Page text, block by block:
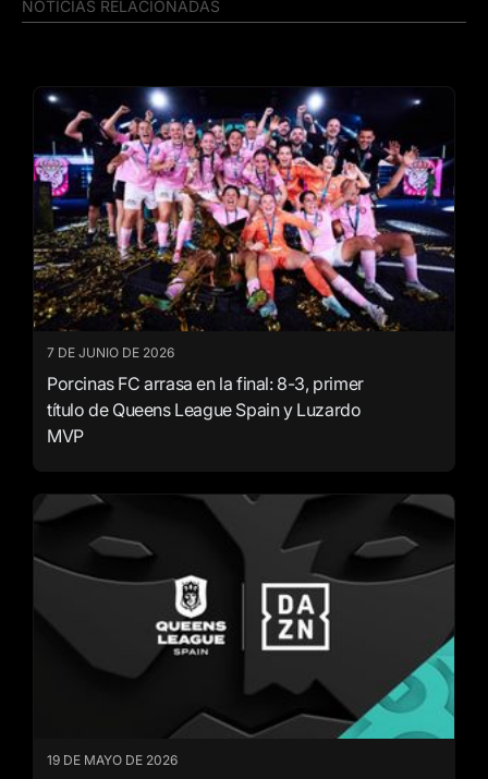
NOTICIAS RELACIONADAS
7 DE JUNIO DE 2026
Porcinas FC arrasa en la final: 8-3, primer
título de Queens League Spain y Luzardo
MVP
19 DE MAYO DE 2026